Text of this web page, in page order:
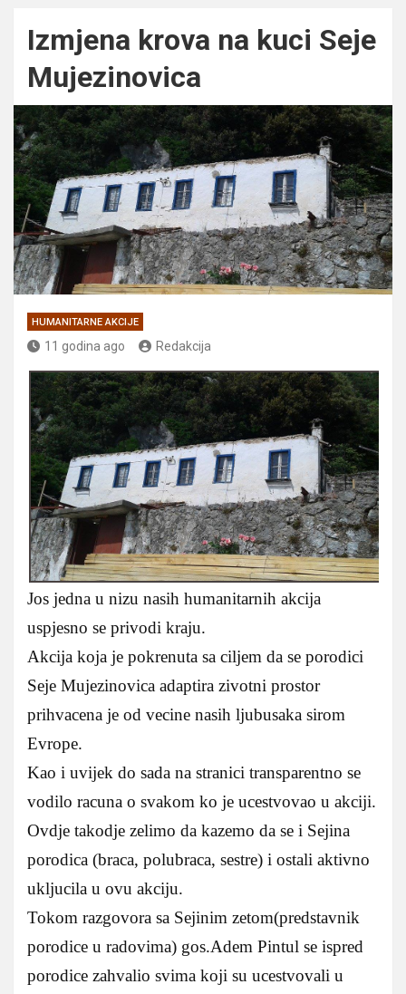
Izmjena krova na kuci Seje
Mujezinovica
HUMANITARNE AKCIJE
11 godina ago Redakcija
Jos jedna u nizu nasih humanitarnih akcija
uspjesno se privodi kraju.
Akcija koja je pokrenuta sa ciljem da se porodici
Seje Mujezinovica adaptira zivotni prostor
prihvacena je od vecine nasih ljubusaka sirom
Evrope.
Kao i uvijek do sada na stranici transparentno se
vodilo racuna o svakom ko je ucestvovao u akciji.
Ovdje takodje zelimo da kazemo da se i Sejina
porodica (braca, polubraca, sestre) i ostali aktivno
ukljucila u ovu akciju.
Tokom razgovora sa Sejinim zetom(predstavnik
porodice u radovima) gos.Adem Pintul se ispred
porodice zahvalio svima koji su ucestvovali u